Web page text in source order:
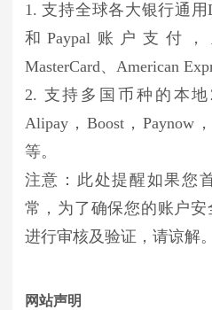
1. 支持全球各大银行通用
和Paypal账户支付
MasterCard、American
2. 支持多国币种的本地
Alipay，Boost，Paynow
等。
注意：此处提醒如果您
常，为了确保您的账户
进行审核及验证，请谅解。
网站声明